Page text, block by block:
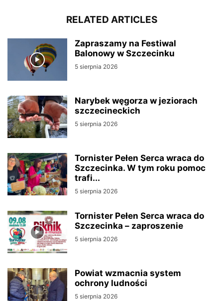
RELATED ARTICLES
Zapraszamy na Festiwal
Balonowy w Szczecinku
5 sierpnia 2026
Narybek węgorza w jeziorach
szczecineckich
5 sierpnia 2026
Tornister Pełen Serca wraca do
Szczecinka. W tym roku pomoc
trafi...
5 sierpnia 2026
Tornister Pełen Serca wraca do
Szczecinka – zaproszenie
5 sierpnia 2026
Powiat wzmacnia system
ochrony ludności
5 sierpnia 2026